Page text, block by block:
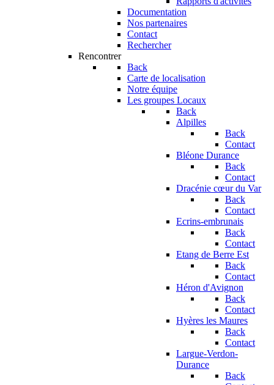
Documentation
Nos partenaires
Contact
Rechercher
Rencontrer
Back
Carte de localisation
Notre équipe
Les groupes Locaux
Back
Alpilles
Back
Contact
Bléone Durance
Back
Contact
Dracénie cœur du Var
Back
Contact
Ecrins-embrunais
Back
Contact
Etang de Berre Est
Back
Contact
Héron d'Avignon
Back
Contact
Hyères les Maures
Back
Contact
Largue-Verdon-
Durance
Back